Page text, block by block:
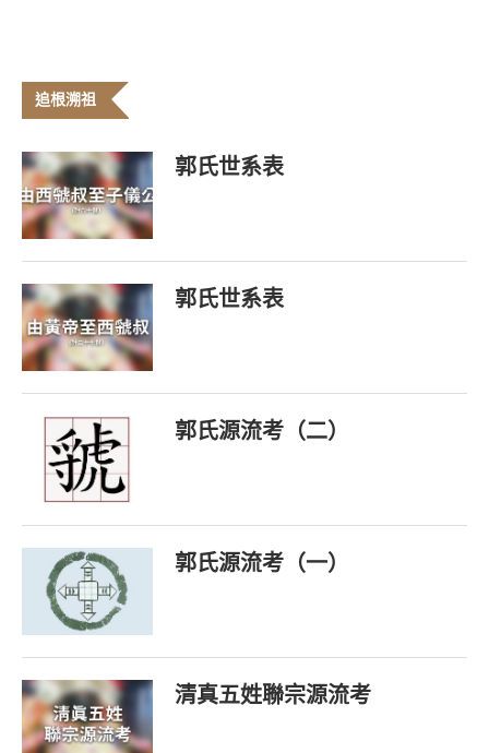
追根溯祖
郭氏世系表
郭氏世系表
郭氏源流考（二）
郭氏源流考（一）
清真五姓聯宗源流考